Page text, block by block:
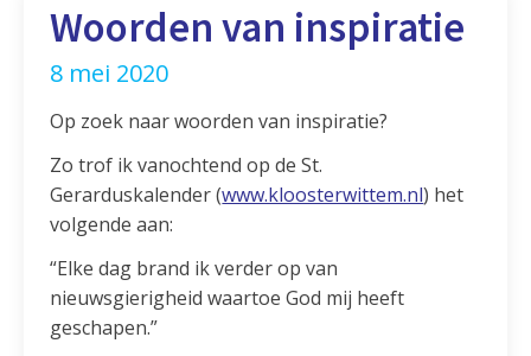
Woorden van inspiratie
8 mei 2020
Op zoek naar woorden van inspiratie?
Zo trof ik vanochtend op de St.
Gerarduskalender (www.kloosterwittem.nl) het
volgende aan:
“Elke dag brand ik verder op van
nieuwsgierigheid waartoe God mij heeft
geschapen.”